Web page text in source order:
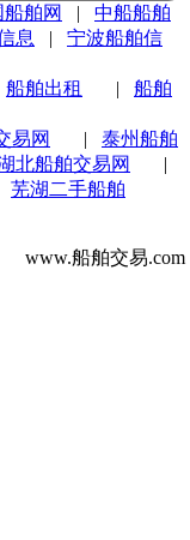
舶网 | 中船船舶
息 | 宁波船舶信
船舶出租 | 船舶
易网 | 泰州船舶
北船舶交易网
|
芜湖二手船舶
www.船舶交易